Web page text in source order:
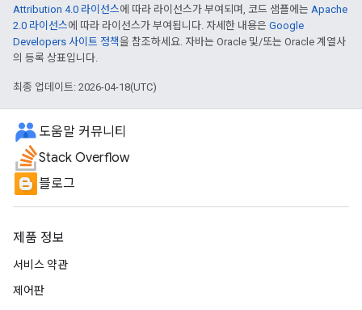
Attribution 4.0 라이선스에 따라 라이선스가 부여되며, 코드 샘플에는 Apache
2.0 라이선스에 따라 라이선스가 부여됩니다. 자세한 내용은 Google
Developers 사이트 정책을 참조하세요. 자바는 Oracle 및/또는 Oracle 계열사
의 등록 상표입니다.
최종 업데이트: 2026-04-18(UTC)
도움말 커뮤니티
Stack Overflow
블로그
제품 정보
서비스 약관
제어판